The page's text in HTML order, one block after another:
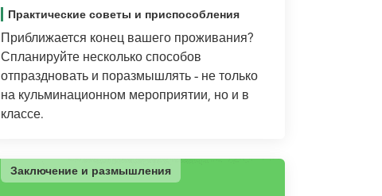
Практические советы и приспособления
Приближается конец вашего проживания?
Спланируйте несколько способов
отпраздновать и поразмышлять - не только
на кульминационном мероприятии, но и в
классе.
Заключение и размышления